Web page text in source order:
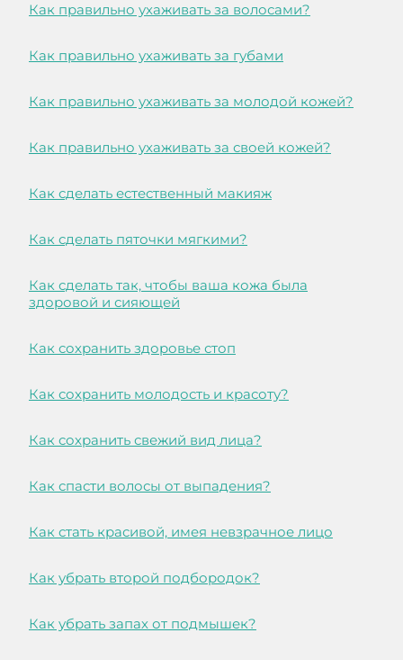
Как правильно ухаживать за волосами?
Как правильно ухаживать за губами
Как правильно ухаживать за молодой кожей?
Как правильно ухаживать за своей кожей?
Как сделать естественный макияж
Как сделать пяточки мягкими?
Как сделать так, чтобы ваша кожа была
здоровой и сияющей
Как сохранить здоровье стоп
Как сохранить молодость и красоту?
Как сохранить свежий вид лица?
Как спасти волосы от выпадения?
Как стать красивой, имея невзрачное лицо
Как убрать второй подбородок?
Как убрать запах от подмышек?